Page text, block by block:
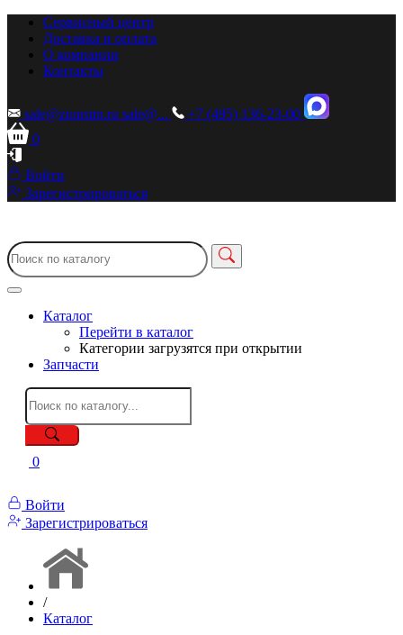
Сервисный центр
Доставка и оплата
О компании
Контакты
sale@zionstm.ru sale@...
+7 (495) 136-23-00
0
Войти
Зарегистрироваться
Каталог
Перейти в каталог
Категории загрузятся при открытии
Запчасти
0
Войти
Зарегистрироваться
/
Каталог